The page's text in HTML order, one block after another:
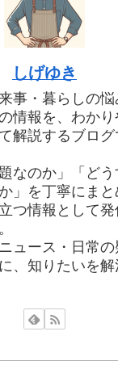
しげゆき
事・暮らしの悩
情報を、わかり
解説するブログ
題なのか」「ど
」を丁寧にまと
つ情報として発
ュース・日常の
、知りたいを解